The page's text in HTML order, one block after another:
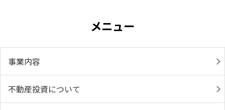
メニュー
事業内容
不動産投資について